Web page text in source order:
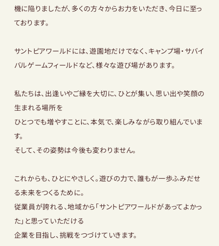
機に陥りましたが、多くの方々からお力をいただき、今日に至っ
ております。
サントピアワールドには、遊園地だけでなく、キャンプ場・サバイ
バルゲームフィールドなど、様々な遊び場があります。
私たちは、出逢いやご縁を大切に、ひとが集い、思い出や笑顔の
生まれる場所を
ひとつでも増やすことに、本気で、楽しみながら取り組んでいま
す。
そして、その姿勢は今後も変わりません。
これからも、ひとにやさしく。遊びの力で、誰もが一歩ふみだせ
る未来をつくるために。
従業員が誇れる、地域から「サントピアワールドがあってよかっ
た」と思っていただける
企業を目指し、挑戦をつづけていきます。